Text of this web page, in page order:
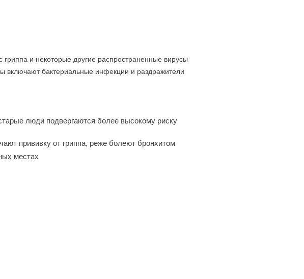
гриппа и некоторые другие распространенные вирусы
включают бактериальные инфекции и раздражители
люди подвергаются более высокому риску
прививку от гриппа, реже болеют бронхитом
местах